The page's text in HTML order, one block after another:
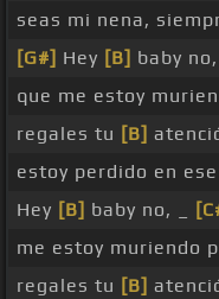
seas mi nena,
[G#] Hey [B] baby no,
que me estoy
regales tu [B]
estoy perdido en
Hey [B] baby no, _
me estoy muriendo
regales tu [B]